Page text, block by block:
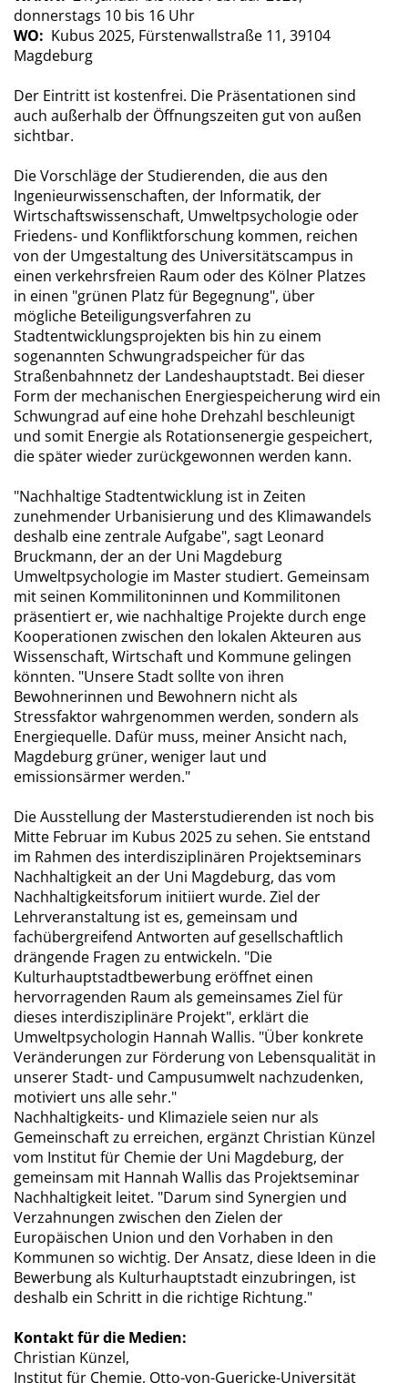
donnerstags 10 bis 16 Uhr
WO: Kubus 2025, Fürstenwallstraße 11, 39104
Magdeburg
Der Eintritt ist kostenfrei. Die Präsentationen sind
auch außerhalb der Öffnungszeiten gut von außen
sichtbar.
Die Vorschläge der Studierenden, die aus den
Ingenieurwissenschaften, der Informatik, der
Wirtschaftswissenschaft, Umweltpsychologie oder
Friedens- und Konfliktforschung kommen, reichen
von der Umgestaltung des Universitätscampus in
einen verkehrsfreien Raum oder des Kölner Platzes
in einen "grünen Platz für Begegnung", über
mögliche Beteiligungsverfahren zu
Stadtentwicklungsprojekten bis hin zu einem
sogenannten Schwungradspeicher für das
Straßenbahnnetz der Landeshauptstadt. Bei dieser
Form der mechanischen Energiespeicherung wird ein
Schwungrad auf eine hohe Drehzahl beschleunigt
und somit Energie als Rotationsenergie gespeichert,
die später wieder zurückgewonnen werden kann.
"Nachhaltige Stadtentwicklung ist in Zeiten
zunehmender Urbanisierung und des Klimawandels
deshalb eine zentrale Aufgabe", sagt Leonard
Bruckmann, der an der Uni Magdeburg
Umweltpsychologie im Master studiert. Gemeinsam
mit seinen Kommilitoninnen und Kommilitonen
präsentiert er, wie nachhaltige Projekte durch enge
Kooperationen zwischen den lokalen Akteuren aus
Wissenschaft, Wirtschaft und Kommune gelingen
könnten. "Unsere Stadt sollte von ihren
Bewohnerinnen und Bewohnern nicht als
Stressfaktor wahrgenommen werden, sondern als
Energiequelle. Dafür muss, meiner Ansicht nach,
Magdeburg grüner, weniger laut und
emissionsärmer werden."
Die Ausstellung der Masterstudierenden ist noch bis
Mitte Februar im Kubus 2025 zu sehen. Sie entstand
im Rahmen des interdisziplinären Projektseminars
Nachhaltigkeit an der Uni Magdeburg, das vom
Nachhaltigkeitsforum initiiert wurde. Ziel der
Lehrveranstaltung ist es, gemeinsam und
fachübergreifend Antworten auf gesellschaftlich
drängende Fragen zu entwickeln. "Die
Kulturhauptstadtbewerbung eröffnet einen
hervorragenden Raum als gemeinsames Ziel für
dieses interdisziplinäre Projekt", erklärt die
Umweltpsychologin Hannah Wallis. "Über konkrete
Veränderungen zur Förderung von Lebensqualität in
unserer Stadt- und Campusumwelt nachzudenken,
motiviert uns alle sehr."
Nachhaltigkeits- und Klimaziele seien nur als
Gemeinschaft zu erreichen, ergänzt Christian Künzel
vom Institut für Chemie der Uni Magdeburg, der
gemeinsam mit Hannah Wallis das Projektseminar
Nachhaltigkeit leitet. "Darum sind Synergien und
Verzahnungen zwischen den Zielen der
Europäischen Union und den Vorhaben in den
Kommunen so wichtig. Der Ansatz, diese Ideen in die
Bewerbung als Kulturhauptstadt einzubringen, ist
deshalb ein Schritt in die richtige Richtung."
Kontakt für die Medien:
Christian Künzel,
Institut für Chemie, Otto-von-Guericke-Universität